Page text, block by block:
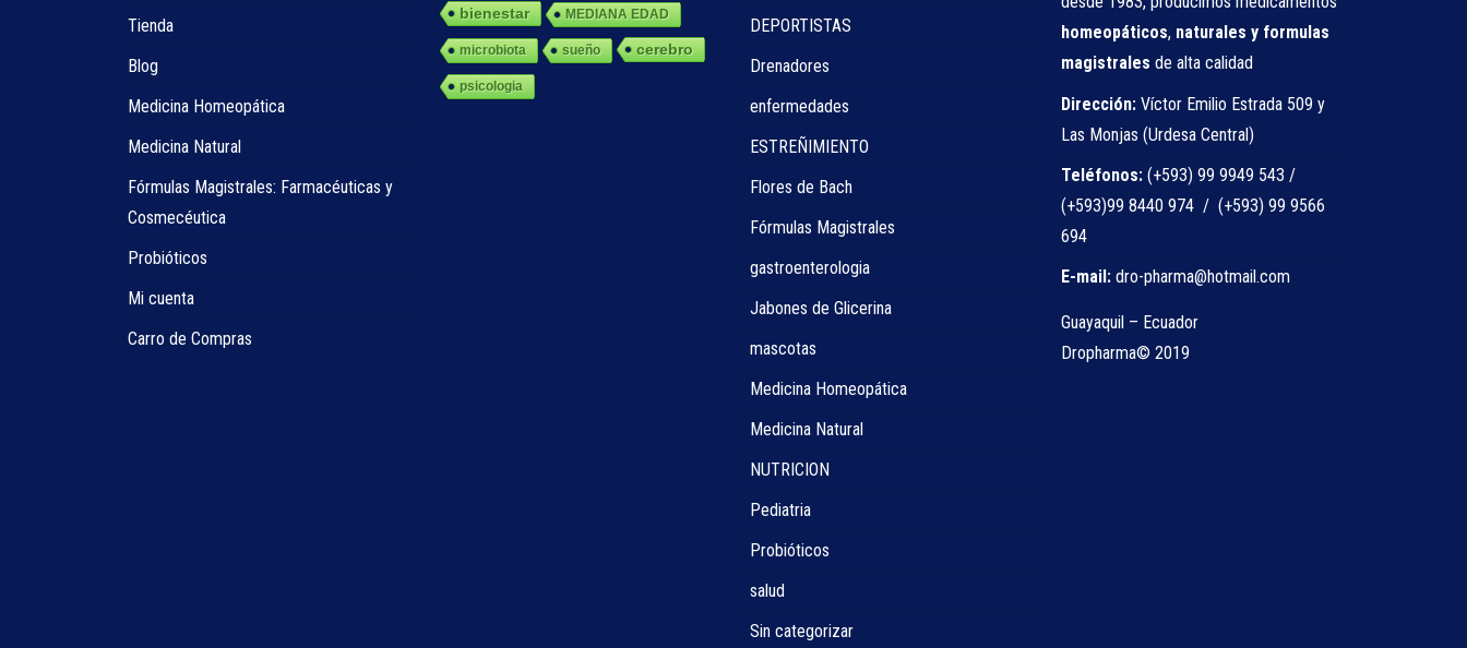
Tienda
Blog
Medicina Homeopática
Medicina Natural
Fórmulas Magistrales: Farmacéuticas y
Cosmecéutica
Probióticos
Mi cuenta
Carro de Compras
bienestar MEDIANA EDAD
microbiota sueño cerebro
psicologia
DEPORTISTAS
Drenadores
enfermedades
ESTREÑIMIENTO
Flores de Bach
Fórmulas Magistrales
gastroenterologia
Jabones de Glicerina
mascotas
Medicina Homeopática
Medicina Natural
NUTRICION
Pediatria
Probióticos
salud
Sin categorizar
homeopáticos, naturales y formulas
magistrales de alta calidad
Dirección: Víctor Emilio Estrada 509 y
Las Monjas (Urdesa Central)
Teléfonos: (+593) 99 9949 543 /
(+593)99 8440 974 / (+593) 99 9566
694
E-mail: dro-pharma@hotmail.com
Guayaquil – Ecuador
Dropharma© 2019